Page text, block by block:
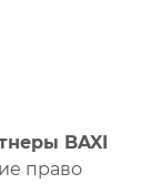
BAXI
право